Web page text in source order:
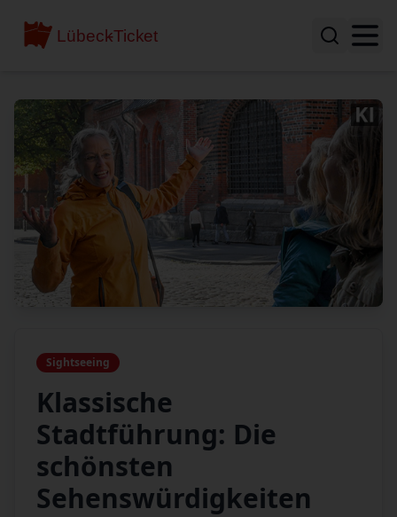
Sightseeing
Klassische
Stadtführung: Die
schönsten
Sehenswürdigkeiten